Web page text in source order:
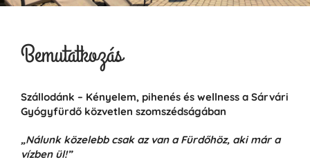
Bemutatkozás
Szállodánk – Kényelem, pihenés és wellness a Sárvári
Gyógyfürdő közvetlen szomszédságában
„Nálunk közelebb csak az van a Fürdőhöz, aki már a
vízben ül!”